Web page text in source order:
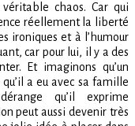
chaos. Car qui
réellement la liberté
ironiques et à l’humour
car pour lui, il y a des
Et imaginons qu’un
a eu avec sa famille
qu’il exprime
peut aussi devenir très